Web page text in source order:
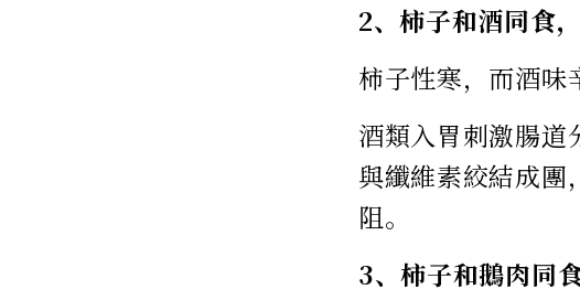
2、柿子和酒同食
柿子性寒，而酒味
酒類入胃刺激腸道
與纖維素絞結成團
阻。
3、柿子和鵝肉同